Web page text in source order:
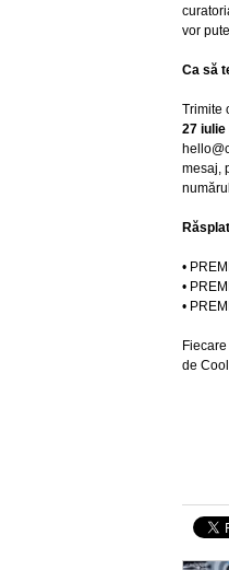
vor
Ca să
Trimite
27 iulie
mesaj,
•
•
•
de